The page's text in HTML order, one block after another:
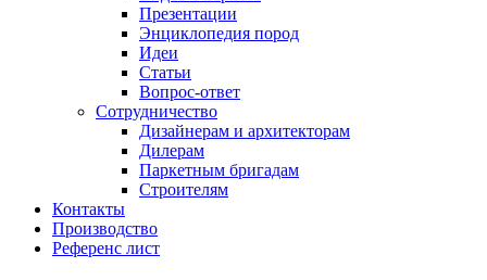
Презентации
Энциклопедия пород
Идеи
Статьи
Вопрос-ответ
Сотрудничество
Дизайнерам и архитекторам
Дилерам
Паркетным бригадам
Строителям
Контакты
Производство
Референс лист